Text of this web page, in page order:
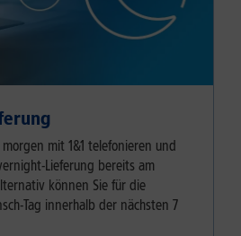
mit 1&1 telefonieren und
Lieferung bereits am
können Sie für die
Tag innerhalb der nächsten 7